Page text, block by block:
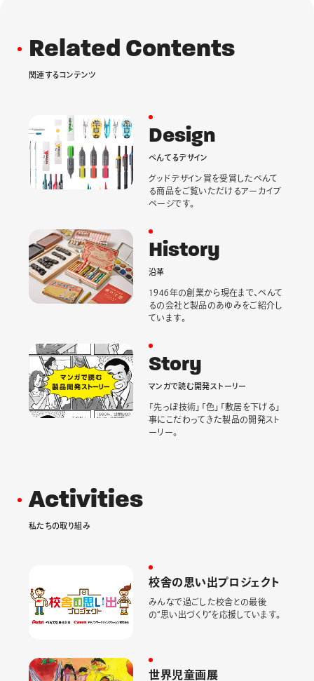
Related Contents
関連するコンテンツ
Design
ぺんてるデザイン
グッドデザイン賞を受賞したぺんて
る商品をご覧いただけるアーカイブ
ページです。
History
沿革
1946年の創業から現在まで、ぺんて
るの会社と製品のあゆみをご紹介し
ています。
Story
マン ガで読む開発ス ト ーリー
「先っぽ技術」「色」「敷居を下げる」
事にこだわってきた製品の開発スト
ーリー。
Activities
私た ちの取り組 み
校舎の 思い出プロ ジェ ク ト
みんなで過ごした校舎との最後
の“思い出づくり”を応援しています。
世界児童画展